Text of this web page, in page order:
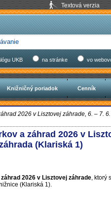
Textová verzia
UKB na stránke vo
Knižničný poriadok Cenník
2026 v Lisztovej záhrade, 6. – 7.
a záhrad 2026 v
(Klariská 1)
2026 v Lisztovej záhrade, ktorý
(Klariská 1).